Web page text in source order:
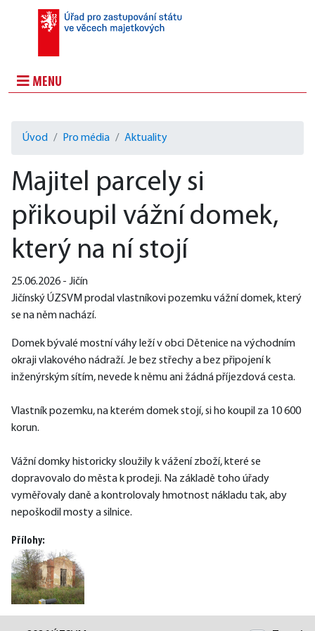
MENU
Úvod Pro média Aktuality
Majitel parcely si
přikoupil vážní domek,
který na ní stojí
25.06.2026 - Jičín
Jičínský ÚZSVM prodal vlastníkovi pozemku vážní domek, který
se na něm nachází.
Domek bývalé mostní váhy leží v obci Dětenice na východním
okraji vlakového nádraží. Je bez střechy a bez připojení k
inženýrským sítím, nevede k němu ani žádná příjezdová cesta.
Vlastník pozemku, na kterém domek stojí, si ho koupil za 10 600
korun.
Vážní domky historicky sloužily k vážení zboží, které se
dopravovalo do města k prodeji. Na základě toho úřady
vyměřovaly daně a kontrolovaly hmotnost nákladu tak, aby
nepoškodil mosty a silnice.
Přílohy: